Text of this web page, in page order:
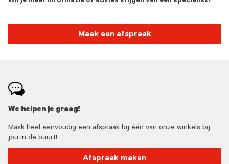
Maak een afspraak
We helpen je graag!
Maak heel eenvoudig een afspraak bij één van onze winkels bij
jou in de buurt!
Afspraak maken